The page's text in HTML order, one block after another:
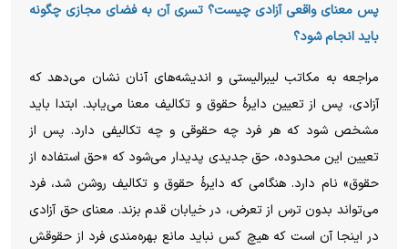
پس معنای واقعی آزادی چیست؟ تسری آن به فضای مجازی چگونه
باید انجام شود؟
مراجعه به مکاتب لیبرالیستی و اندیشه‌های آنان نشان می‌دهد که
آزادی، پس از تعیین دایرهٔ حقوق و تکالیف معنا می‌یابد. ابتدا باید
مشخص شود که هر فرد چه حقوقی و چه تکالیفی دارد. پس از
تعیین این محدوده، حق جدیدی پدیدار می‌شود که «حق استفاده از
حقوق» نام دارد. هنگامی که دایرهٔ حقوق و تکالیف روشن شد، فرد
می‌تواند بدون ترس از تعرض، در خیابان قدم بزند. معنای حق آزادی
در اینجا آن است که هیچ کس نباید مانع بهره‌مندی فرد از حقوقش